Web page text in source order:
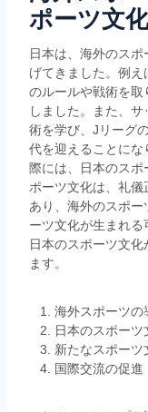
ポーツ文化
日本は、海外のス
げてきました。例
のルールや戦術を
しました。また、
術を学び、Jリーグ
代を迎えることにな
際には、日本のス
ポーツ文化は、礼
あり、海外のスポ
ーツ文化が生まれる
日本のスポーツ文
ます。
海外スポーツの
日本のスポーツ
新たなスポーツ
国際交流の促進